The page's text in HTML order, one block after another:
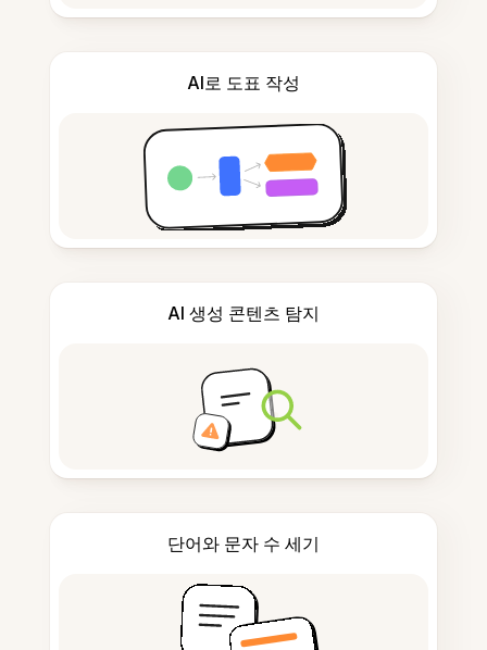
AI로 도표 작성
AI 생성 콘텐츠 탐지
단어와 문자 수 세기